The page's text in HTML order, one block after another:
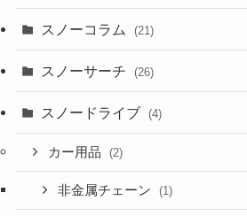
スノーコラム (21)
スノーサーチ (26)
スノードライブ (4)
カー用品 (2)
非金属チェーン (1)